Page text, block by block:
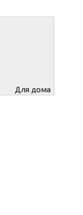
Для дома